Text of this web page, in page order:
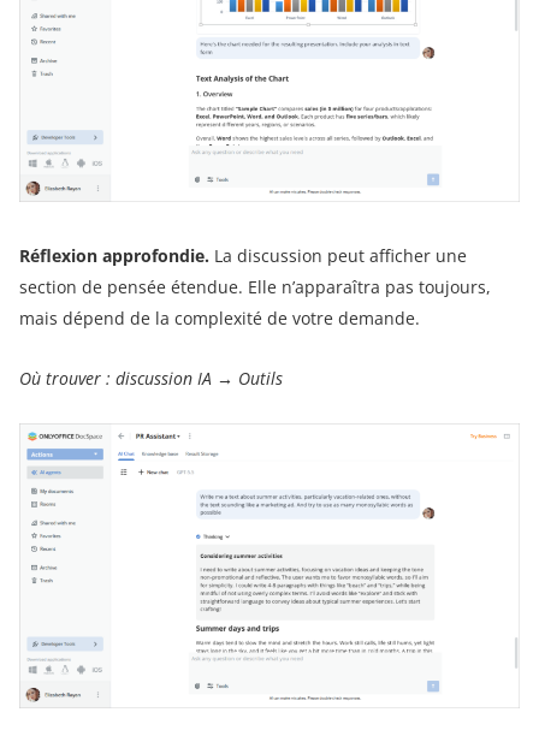
Réflexion approfondie. La discussion peut afficher une
section de pensée étendue. Elle n’apparaîtra pas toujours,
mais dépend de la complexité de votre demande.
Où trouver : discussion IA → Outils